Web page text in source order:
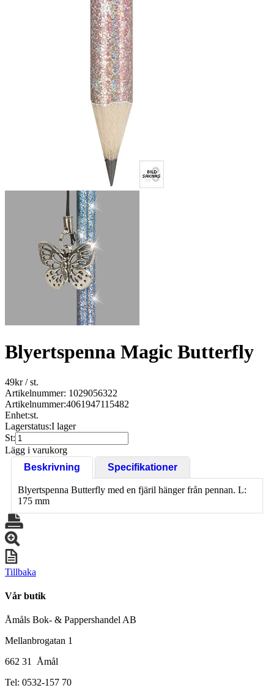
Blyertspenna Magic Butterfly
49kr/ st.
Artikelnummer: 1029056322
Artikelnummer:4061947115482
Enhet:st.
Lagerstatus:I lager
St:
Lägg i varukorg
Beskrivning
Specifikationer
Blyertspenna Butterfly med en fjäril hänger från pennan. L:
175 mm
Tillbaka
Vår butik
Åmåls Bok- & Pappershandel AB
Mellanbrogatan 1
662 31 Åmål
Tel: 0532-157 70